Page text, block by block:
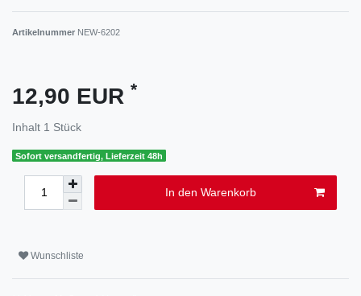
Artikelnummer NEW-6202
12,90 EUR *
Inhalt 1 Stück
Sofort versandfertig, Lieferzeit 48h
In den Warenkorb
Wunschliste